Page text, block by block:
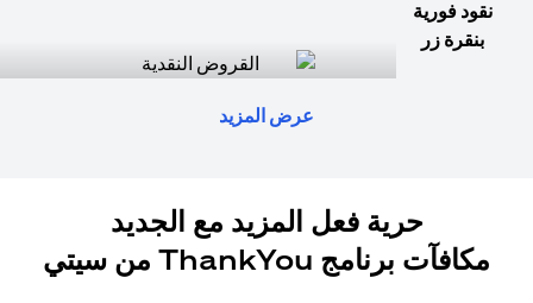
نقود فورية
بنقرة زر
عرض المزيد
حرية فعل المزيد مع الجديد
مكافآت برنامج ThankYou من سيتي